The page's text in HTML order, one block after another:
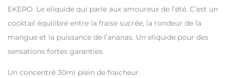
EKERO. Le eliquide qui parle aux amoureux de l’été. C’est un
cocktail équilibré entre la fraise sucrée, la rondeur de la
mangue et la puissance de l’ananas. Un eliquide pour des
sensations fortes garanties.
Un concentré 30ml plein de fraicheur.